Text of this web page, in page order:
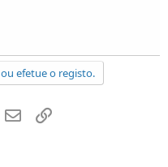
efetue o registo.
Whatsapp
Email